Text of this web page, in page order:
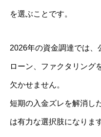
を選ぶことです。
2026年の資金調達では、
ローン、ファクタリング
欠かせません。
短期の入金ズレを解消し
は有力な選択肢になりま